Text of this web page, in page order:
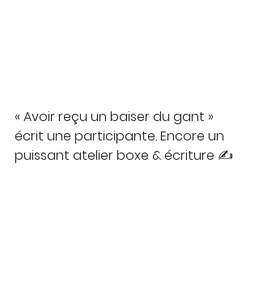
« Avoir reçu un baiser du gant »
écrit une participante. Encore un
puissant atelier boxe & écriture ✍️